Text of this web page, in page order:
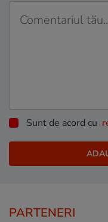
Sunt de acord cu
PARTENERI